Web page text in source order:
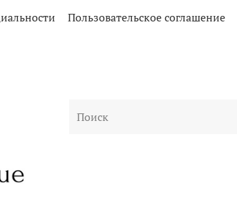
Пользовательское соглашение